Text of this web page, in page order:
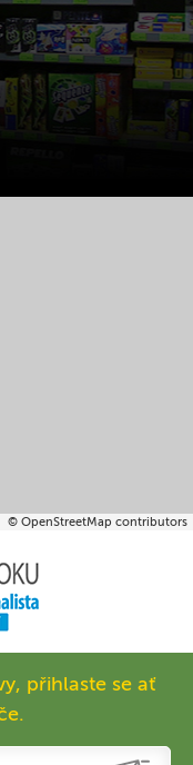
© OpenStreetMap contributors
přihlaste se ať